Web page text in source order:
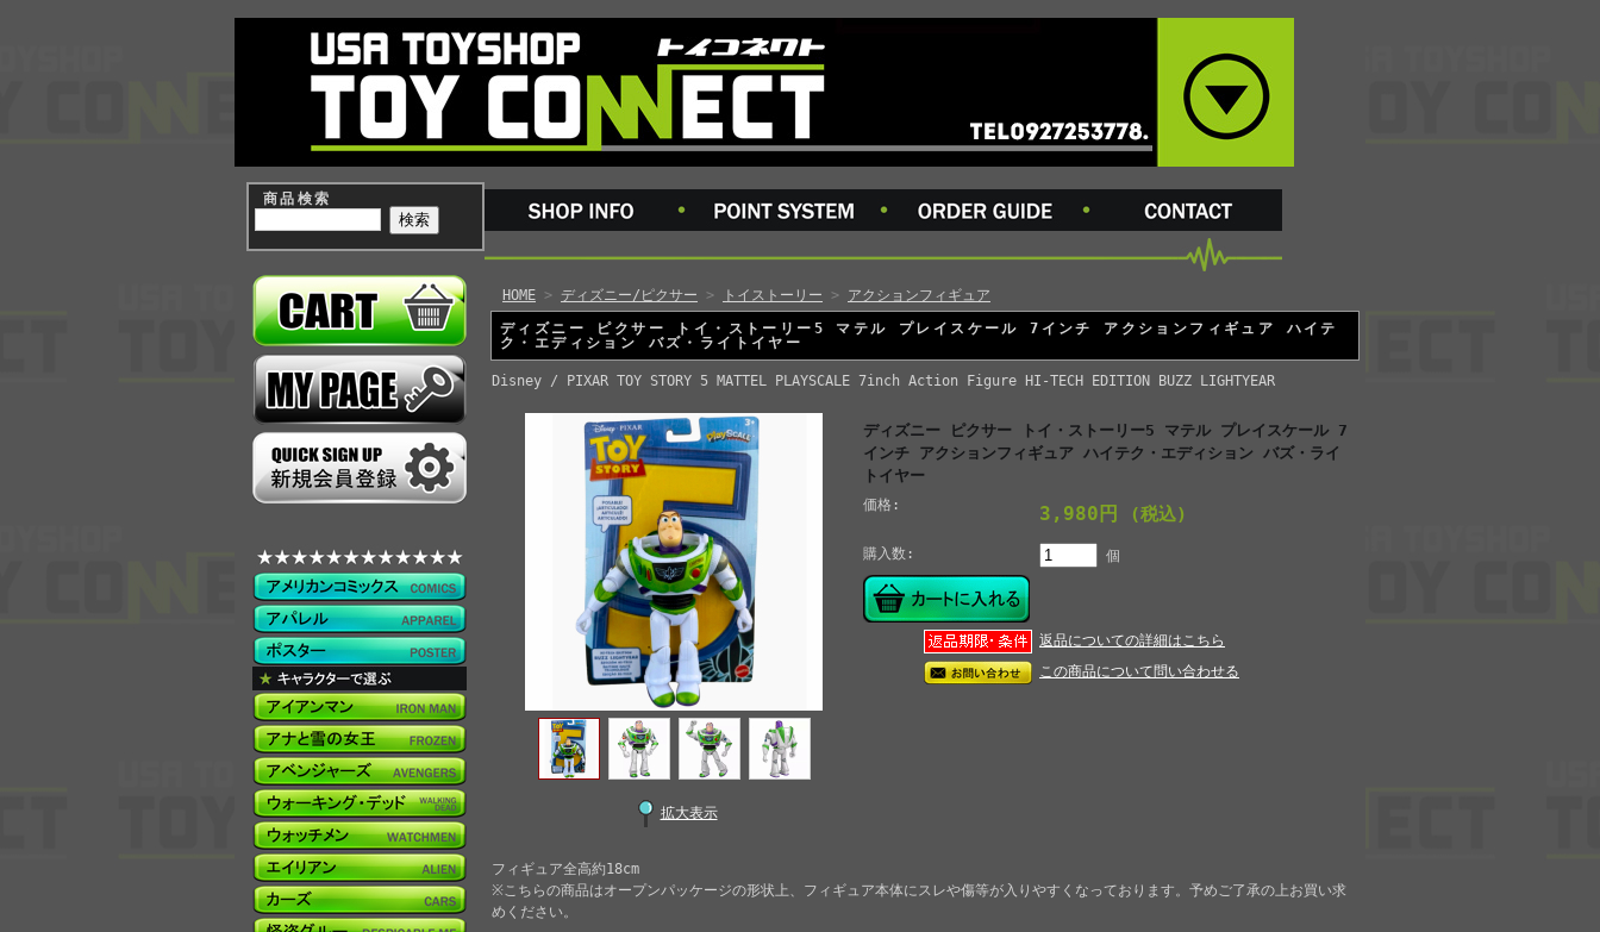
商品検索
HOME > ディズニー/ピクサー > トイストーリー > アクションフィギュア
ディズニー ピクサー トイ・ストーリー5 マテル プレイスケール 7インチ アクションフィギュア ハイテ
ク・エディション バズ・ライトイヤー
Disney / PIXAR TOY STORY 5 MATTEL PLAYSCALE 7inch Action Figure HI-TECH EDITION BUZZ LIGHTYEAR
拡大表示
ディズニー ピクサー トイ・ストーリー5 マテル プレイスケール 7
インチ アクションフィギュア ハイテク・エディション バズ・ライ
トイヤー
価格: 3,980円 (税込)
購入数: 個
返品についての詳細はこちら
この商品について問い合わせる
フィギュア全高約18cm
※こちらの商品はオープンパッケージの形状上、フィギュア本体にスレや傷等が入りやすくなっております。予めご了承の上お買い求
めください。